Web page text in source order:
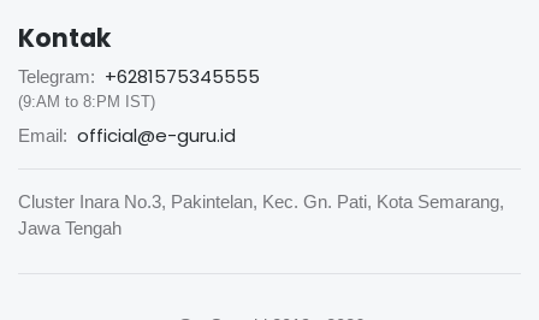
Kontak
Telegram: +6281575345555
(9:AM to 8:PM IST)
Email: official@e-guru.id
Cluster Inara No.3, Pakintelan, Kec. Gn. Pati, Kota Semarang,
Jawa Tengah